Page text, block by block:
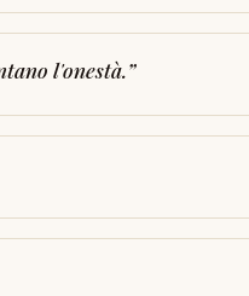
l'onestà.”